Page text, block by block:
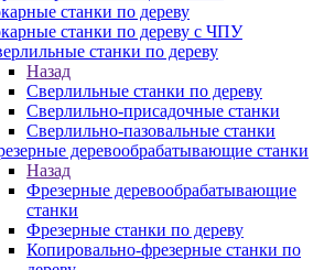
станки по дереву
станки по дереву с ЧПУ
станки по дереву
Назад
Сверлильные станки по дереву
Сверлильно-присадочные станки
Сверлильно-пазовальные станки
деревообрабатывающие станки
Назад
Фрезерные деревообрабатывающие
станки
Фрезерные станки по дереву
Копировально-фрезерные станки по